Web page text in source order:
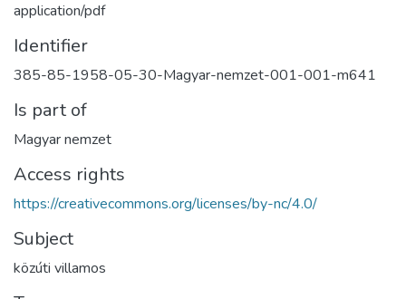
application/pdf
Identifier
385-85-1958-05-30-Magyar-nemzet-001-001-m641
Is part of
Magyar nemzet
Access rights
https://creativecommons.org/licenses/by-nc/4.0/
Subject
közúti villamos